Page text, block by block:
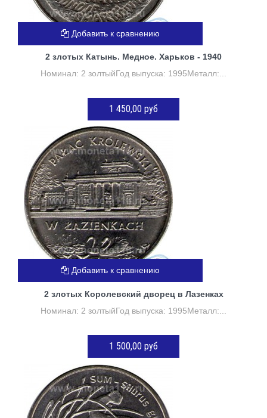
2 злотых Катынь. Медное. Харьков - 1940
Номинал: 2 золтыйГод выпуска: 1995Металл:...
1 450,00 руб
Нет в наличии
Добавить к сравнению
2 злотых Королевский дворец в Лазенках
Номинал: 2 золтыйГод выпуска: 1995Металл:...
1 500,00 руб
Нет в наличии
Добавить к сравнению